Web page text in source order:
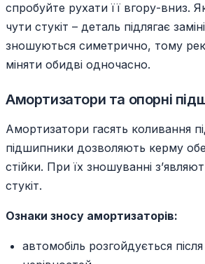
спробуйте рухати її вгору-вниз.
чути стукіт – деталь підлягає
зношуються симетрично, тому
міняти обидві одночасно.
Амортизатори та опорні
Амортизатори гасять коливання
підшипники дозволяють керму
стійки. При їх зношуванні
стукіт.
Ознаки зносу амортизаторів:
автомобіль розгойдується